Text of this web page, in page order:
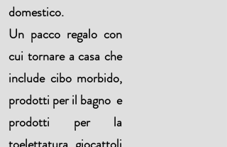
domestico.
Un pacco regalo con
cui tornare a casa che
include cibo morbido,
prodotti per il bagno e
prodotti per la